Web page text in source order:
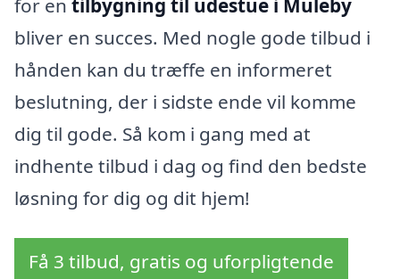
for en tilbygning til udestue i Muleby
bliver en succes. Med nogle gode tilbud i
hånden kan du træffe en informeret
beslutning, der i sidste ende vil komme
dig til gode. Så kom i gang med at
indhente tilbud i dag og find den bedste
løsning for dig og dit hjem!
Få 3 tilbud, gratis og uforpligtende